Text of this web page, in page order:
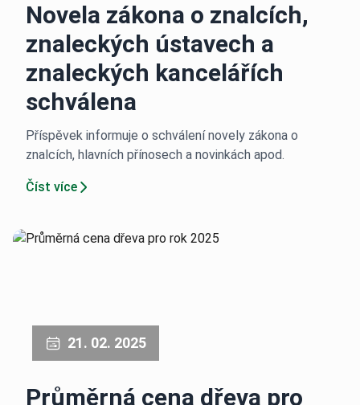
Novela zákona o znalcích,
znaleckých ústavech a
znaleckých kancelářích
schválena
Příspěvek informuje o schválení novely zákona o
znalcích, hlavních přínosech a novinkách apod.
Číst více
21. 02. 2025
Průměrná cena dřeva pro